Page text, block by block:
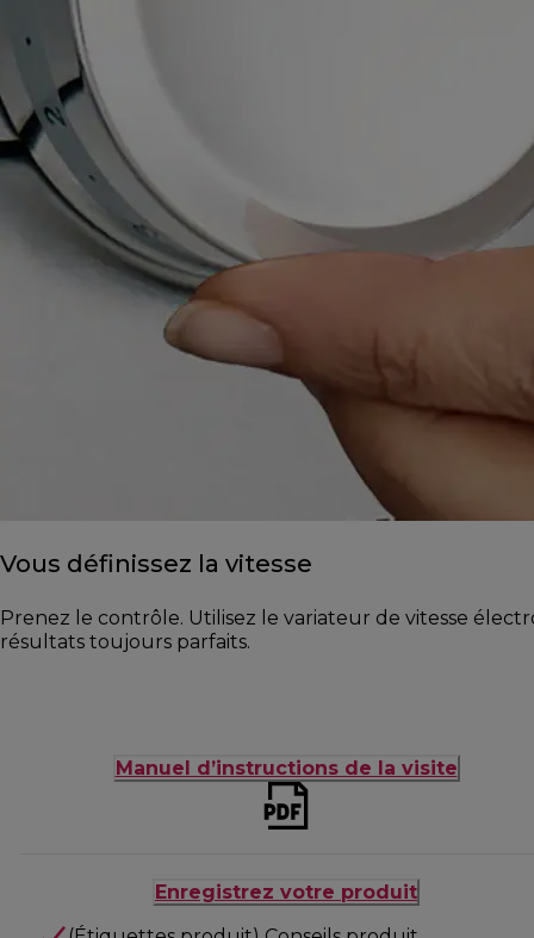
Vous définissez la vitesse
Prenez le contrôle. Utilisez le variateur de vitesse
résultats toujours parfaits.
Manuel d’instructions de la visite
Enregistrez votre produit